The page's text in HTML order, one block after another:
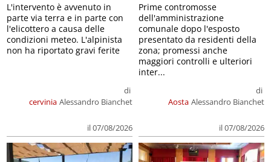
cervinia
di
Alessandro Bianchet
il 07/08/2026
L'intervento è avvenuto in
parte via terra e in parte con
l'elicottero a causa delle
condizioni meteo. L'alpinista
non ha riportato gravi ferite
Aosta
di
Alessandro Bianchet
il 07/08/2026
Prime contromosse
dell'amministrazione
comunale dopo l'esposto
presentato da residenti della
zona; promessi anche
maggiori controlli e ulteriori
inter...